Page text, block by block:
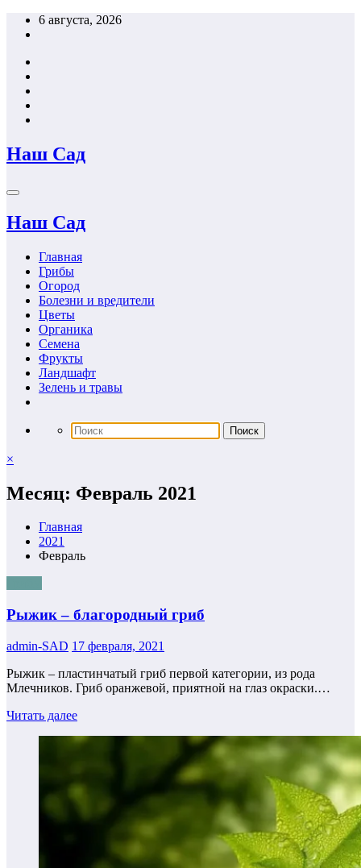
Перейти6 августа, 2026
Наш Сад
Наш Сад
Главная
Грибы
Огород
Болезни и вредители
Цветы
Органика
Семена
Фрукты
Ландшафт
Зелень и травы
×
Месяц: Февраль 2021
Главная
2021
Февраль
Рыжик – благородный гриб
admin-SAD 17 февраля, 2021
Рыжик – пластинчатый гриб первой категории, из рода
Млечников. Гриб оранжевой, приятной на глаз окраски.…
Читать далее